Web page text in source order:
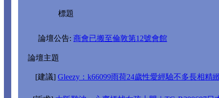
標題
論壇公告: 商會已搬至倫敦第12號會館
論壇主題
[建議] Gleezy：k66099雨荷24歲性愛經驗不多長相精